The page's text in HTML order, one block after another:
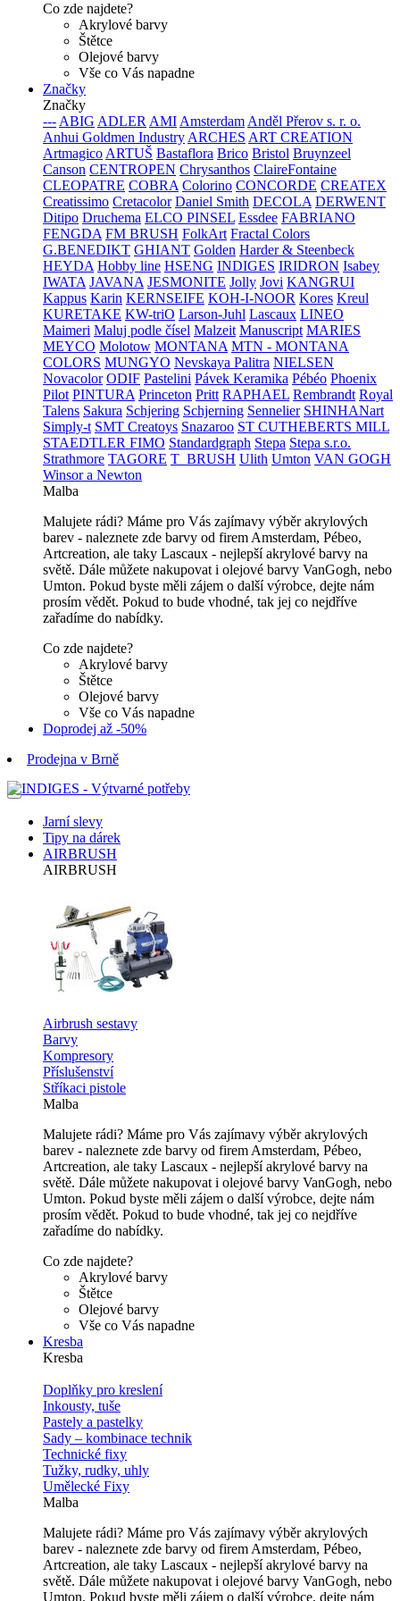
Co zde najdete?
Akrylové barvy
Štětce
Olejové barvy
Vše co Vás napadne
Značky
Značky
--- ABIG ADLER AMI Amsterdam Anděl Přerov s. r. o.
Anhui Goldmen Industry ARCHES ART CREATION
Artmagico ARTUŠ Bastaflora Brico Bristol Bruynzeel
Canson CENTROPEN Chrysanthos ClaireFontaine
CLEOPATRE COBRA Colorino CONCORDE CREATEX
Creatissimo Cretacolor Daniel Smith DECOLA DERWENT
Ditipo Druchema ELCO PINSEL Essdee FABRIANO
FENGDA FM BRUSH FolkArt Fractal Colors
G.BENEDIKT GHIANT Golden Harder & Steenbeck
HEYDA Hobby line HSENG INDIGES IRIDRON Isabey
IWATA JAVANA JESMONITE Jolly Jovi KANGRUI
Kappus Karin KERNSEIFE KOH-I-NOOR Kores Kreul
KURETAKE KW-triO Larson-Juhl Lascaux LINEO
Maimeri Maluj podle čísel Malzeit Manuscript MARIES
MEYCO Molotow MONTANA MTN - MONTANA
COLORS MUNGYO Nevskaya Palitra NIELSEN
Novacolor ODIF Pastelini Pávek Keramika Pébéo Phoenix
Pilot PINTURA Princeton Pritt RAPHAEL Rembrandt Royal
Talens Sakura Schjering Schjerning Sennelier SHINHANart
Simply-t SMT Creatoys Snazaroo ST CUTHEBERTS MILL
STAEDTLER FIMO Standardgraph Stepa Stepa s.r.o.
Strathmore TAGORE T_BRUSH Ulith Umton VAN GOGH
Winsor a Newton
Malba
Malujete rádi? Máme pro Vás zajímavy výběr akrylových
barev - naleznete zde barvy od firem Amsterdam, Pébeo,
Artcreation, ale taky Lascaux - nejlepší akrylové barvy na
světě. Dále můžete nakupovat i olejové barvy VanGogh, nebo
Umton. Pokud byste měli zájem o další výrobce, dejte nám
prosím vědět. Pokud to bude vhodné, tak jej co nejdříve
zařadíme do nabídky.
Co zde najdete?
Akrylové barvy
Štětce
Olejové barvy
Vše co Vás napadne
Doprodej až -50%
Prodejna v Brně
Jarní slevy
Tipy na dárek
AIRBRUSH
AIRBRUSH
Airbrush sestavy
Barvy
Kompresory
Příslušenství
Stříkaci pistole
Malba
Malujete rádi? Máme pro Vás zajímavy výběr akrylových
barev - naleznete zde barvy od firem Amsterdam, Pébeo,
Artcreation, ale taky Lascaux - nejlepší akrylové barvy na
světě. Dále můžete nakupovat i olejové barvy VanGogh, nebo
Umton. Pokud byste měli zájem o další výrobce, dejte nám
prosím vědět. Pokud to bude vhodné, tak jej co nejdříve
zařadíme do nabídky.
Co zde najdete?
Akrylové barvy
Štětce
Olejové barvy
Vše co Vás napadne
Kresba
Kresba
Doplňky pro kreslení
Inkousty, tuše
Pastely a pastelky
Sady – kombinace technik
Technické fixy
Tužky, rudky, uhly
Umělecké Fixy
Malba
Malujete rádi? Máme pro Vás zajímavy výběr akrylových
barev - naleznete zde barvy od firem Amsterdam, Pébeo,
Artcreation, ale taky Lascaux - nejlepší akrylové barvy na
světě. Dále můžete nakupovat i olejové barvy VanGogh, nebo
Umton. Pokud byste měli zájem o další výrobce, dejte nám